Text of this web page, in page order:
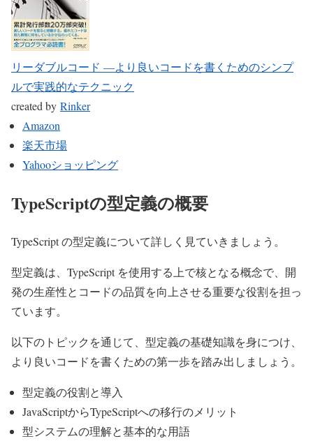
リーダブルコード ―より良いコードを書くためのシンプ
ルで実践的なテクニック
created by Rinker
Amazon
楽天市場
Yahooショッピング
TypeScriptの型定義の概要
TypeScript の型定義について詳しく見ていきましょう。
型定義は、TypeScript を使用する上で核となる概念で、開
発の生産性とコードの品質を向上させる重要な役割を担っ
ています。
以下のトピックを通じて、型定義の基礎知識を身につけ、
より良いコードを書くための第一歩を踏み出しましょう。
型定義の役割と導入
JavaScriptからTypeScriptへの移行のメリット
型システムの理解と基本的な用語